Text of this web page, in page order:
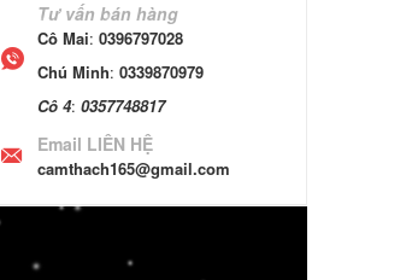
Tư vấn bán hàng
Cô Mai: 0396797028
Chú Minh: 0339870979
Cô 4: 0357748817
Email LIÊN HỆ
camthach165@gmail.com